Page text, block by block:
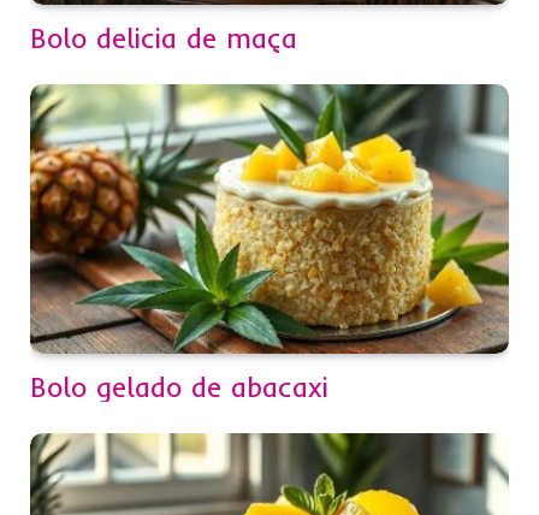
Bolo delicia de maça
Bolo gelado de abacaxi